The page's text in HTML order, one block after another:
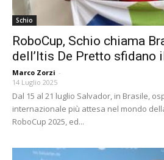
Schio
RoboCup, Schio chiama
dell’Itis De Pretto sfidano
Marco Zorzi -
14 Luglio 2025
Dal 15 al 21 luglio Salvador, in Brasile,
internazionale più attesa nel mondo
RoboCup 2025, ed...